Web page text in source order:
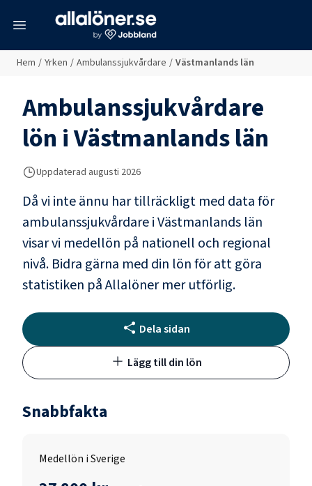
Hem / Yrken / Ambulanssjukvårdare / Västmanlands län
Ambulanssjukvårdare
lön iVästmanlands län
Uppdaterad augusti 2026
Då vi inte ännu har tillräckligt med data för
ambulanssjukvårdareiVästmanlands län
visar vi medellön på nationell och regional
nivå. Bidra gärna med din lön för att göra
statistiken på Allalöner mer utförlig.
Dela sidan
Lägg till din lön
Snabbfakta
Medellön i Sverige